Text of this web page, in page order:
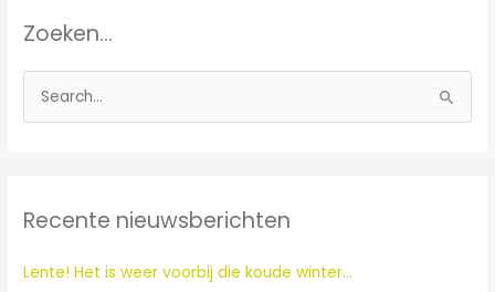
Zoeken…
o
n
a
Recente nieuwsberichten
Lente! Het is weer voorbij die koude winter…